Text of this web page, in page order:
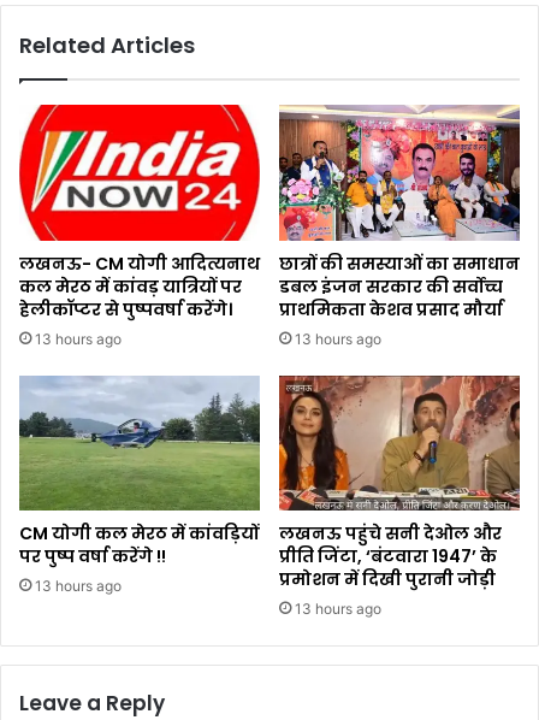
Related Articles
लखनऊ- CM योगी आदित्यनाथ
कल मेरठ में कांवड़ यात्रियों पर
हेलीकॉप्टर से पुष्पवर्षा करेंगे।
13 hours ago
छात्रों की समस्याओं का समाधान
डबल इंजन सरकार की सर्वोच्च
प्राथमिकता केशव प्रसाद मौर्या
13 hours ago
CM योगी कल मेरठ में कांवड़ियों
पर पुष्प वर्षा करेंगे !!
13 hours ago
लखनऊ पहुंचे सनी देओल और
प्रीति जिंटा, ‘बंटवारा 1947’ के
प्रमोशन में दिखी पुरानी जोड़ी
13 hours ago
Leave a Reply